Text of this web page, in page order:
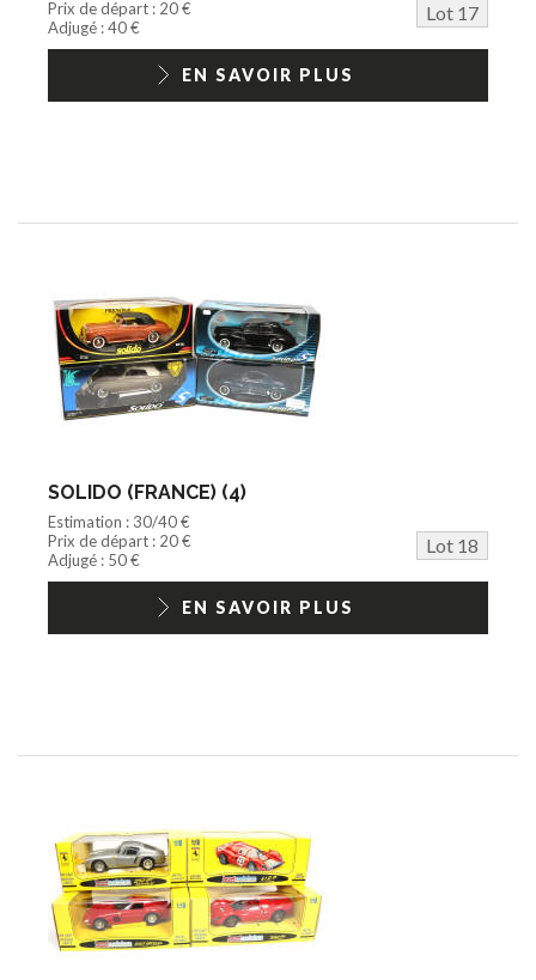
Prix de départ : 20 €
Lot 17
Adjugé : 40 €
EN SAVOIR PLUS
SOLIDO (FRANCE) (4)
Estimation : 30/40 €
Prix de départ : 20 €
Lot 18
Adjugé : 50 €
EN SAVOIR PLUS